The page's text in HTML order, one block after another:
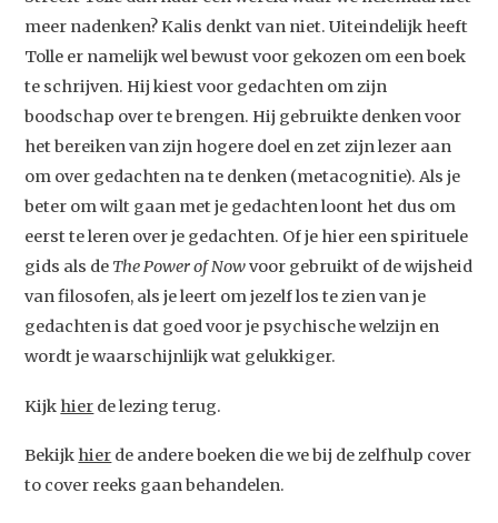
Studium Generale
Home
Agenda
Video
Podcast
Artikelen
meer nadenken? Kalis denkt van niet. Uiteindelijk heeft
Tolle er namelijk wel bewust voor gekozen om een boek
te schrijven. Hij kiest voor gedachten om zijn
boodschap over te brengen. Hij gebruikte denken voor
het bereiken van zijn hogere doel en zet zijn lezer aan
om over gedachten na te denken (metacognitie). Als je
beter om wilt gaan met je gedachten loont het dus om
eerst te leren over je gedachten. Of je hier een spirituele
gids als de The Power of Nowvoor gebruikt of de wijsheid
van filosofen, als je leert om jezelf los te zien van je
gedachten is dat goed voor je psychische welzijn en
wordt je waarschijnlijk wat gelukkiger.
Kijk hier de lezing terug.
Bekijk hier de andere boeken die we bij de zelfhulp cover
to cover reeks gaan behandelen.